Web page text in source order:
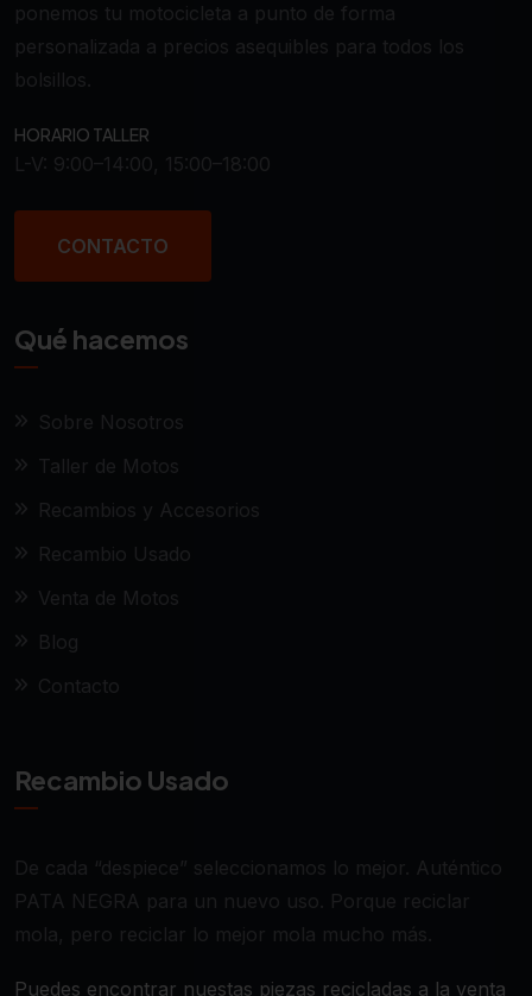
ponemos tu motocicleta a punto de forma
personalizada a precios asequibles para todos los
bolsillos.
HORARIO TALLER
L-V: 9:00–14:00, 15:00–18:00
CONTACTO
Qué hacemos
Sobre Nosotros
Taller de Motos
Recambios y Accesorios
Recambio Usado
Venta de Motos
Blog
Contacto
Recambio Usado
De cada “despiece” seleccionamos lo mejor. Auténtico
PATA NEGRA para un nuevo uso. Porque reciclar
mola, pero reciclar lo mejor mola mucho más.
Puedes encontrar nuestas piezas recicladas a la venta